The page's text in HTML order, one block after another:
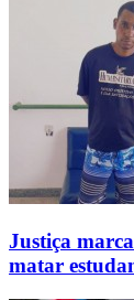
Justiça
matar